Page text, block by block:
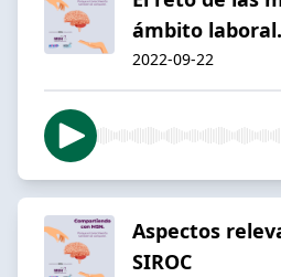
ámbito laboral.
2022-09-22
Aspectos
SIROC